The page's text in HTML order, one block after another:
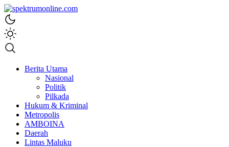
spektrumonline.com
Berita Utama
Nasional
Politik
Pilkada
Hukum & Kriminal
Metropolis
AMBOINA
Daerah
Lintas Maluku